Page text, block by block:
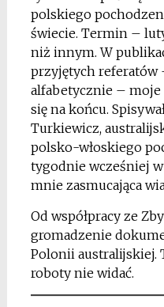
polskiego
świecie. Termin –
niż innym. W
przyjętych referatów
alfabetycznie – moje
się na końcu.
Turkiewicz,
polsko-włoskiego
tygodnie wcześniej w
mnie zasmucająca
Od współpracy ze
gromadzenie
Polonii australijskiej.
roboty nie widać.